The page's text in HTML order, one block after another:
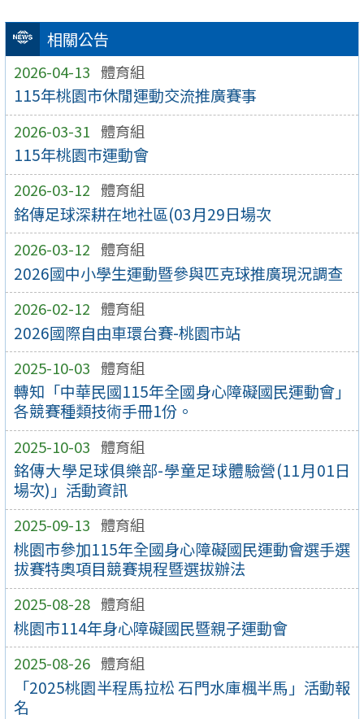
相關公告
2026-04-13 體育組
115年桃園市休閒運動交流推廣賽事
2026-03-31 體育組
115年桃園市運動會
2026-03-12 體育組
銘傳足球深耕在地社區(03月29日場次
2026-03-12 體育組
2026國中小學生運動暨參與匹克球推廣現況調查
2026-02-12 體育組
2026國際自由車環台賽-桃園市站
2025-10-03 體育組
轉知「中華民國115年全國身心障礙國民運動會」
各競賽種類技術手冊1份。
2025-10-03 體育組
銘傳大學足球俱樂部-學童足球體驗營(11月01日
場次)」活動資訊
2025-09-13 體育組
桃園市參加115年全國身心障礙國民運動會選手選
拔賽特奧項目競賽規程暨選拔辦法
2025-08-28 體育組
桃園市114年身心障礙國民暨親子運動會
2025-08-26 體育組
「2025桃園半程馬拉松 石門水庫楓半馬」活動報
名